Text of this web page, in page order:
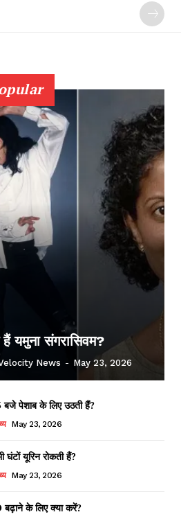
यमुना संगरासिवम?
News - May 23, 2026
बजे पेशाब के लिए उठती हैं?
May 23, 2026
घंटों यूरिन रोकती हैं?
May 23, 2026
बढ़ाने के लिए क्या करें?